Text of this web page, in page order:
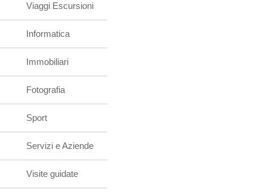
Viaggi Escursioni
Informatica
Immobiliari
Fotografia
Sport
Servizi e Aziende
Visite guidate